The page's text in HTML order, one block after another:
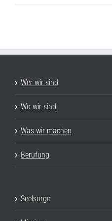
Wer wir sind
Wo wir sind
Was wir machen
Berufung
Seelsorge